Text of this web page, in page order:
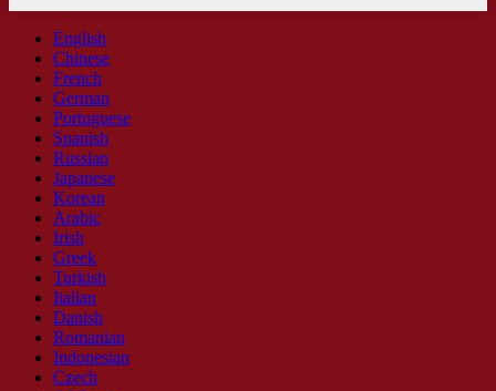
English
Chinese
French
German
Portuguese
Spanish
Russian
Japanese
Korean
Arabic
Irish
Greek
Turkish
Italian
Danish
Romanian
Indonesian
Czech